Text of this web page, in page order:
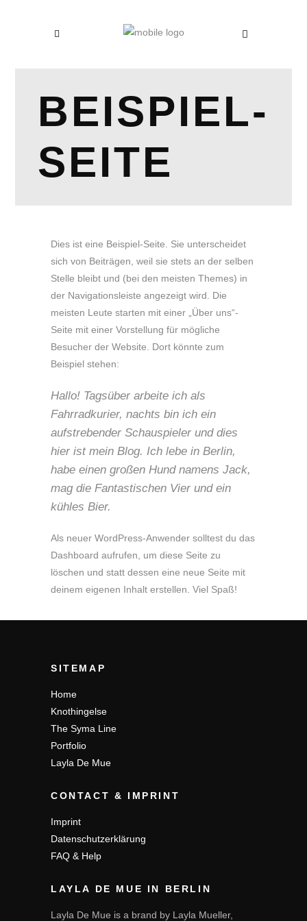
BEISPIEL-
SEITE
Dies ist eine Beispiel-Seite. Sie unterscheidet
sich von Beiträgen, weil sie stets an der selben
Stelle bleibt und (bei den meisten Themes) in
der Navigationsleiste angezeigt wird. Die
meisten Leute starten mit einer „Über uns“-
Seite mit einer Vorstellung für mögliche
Besucher der Website. Dort könnte zum
Beispiel stehen:
Hallo! Tagsüber arbeite ich als
Fahrradkurier, nachts bin ich ein
aufstrebender Schauspieler und dies
hier ist mein Blog. Ich lebe in Berlin,
habe einen großen Hund namens Jack,
mag die Fantastischen Vier und ein
kühles Bier.
Als neuer WordPress-Anwender solltest du das
Dashboard aufrufen, um diese Seite zu
löschen und statt dessen eine neue Seite mit
deinem eigenen Inhalt erstellen. Viel Spaß!
SITEMAP
Home
Knothingelse
The Syma Line
Portfolio
Layla De Mue
CONTACT & IMPRINT
Imprint
Datenschutzerklärung
FAQ & Help
LAYLA DE MUE IN BERLIN
Layla De Mue is a brand by Layla Mueller,